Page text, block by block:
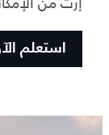
استعلم